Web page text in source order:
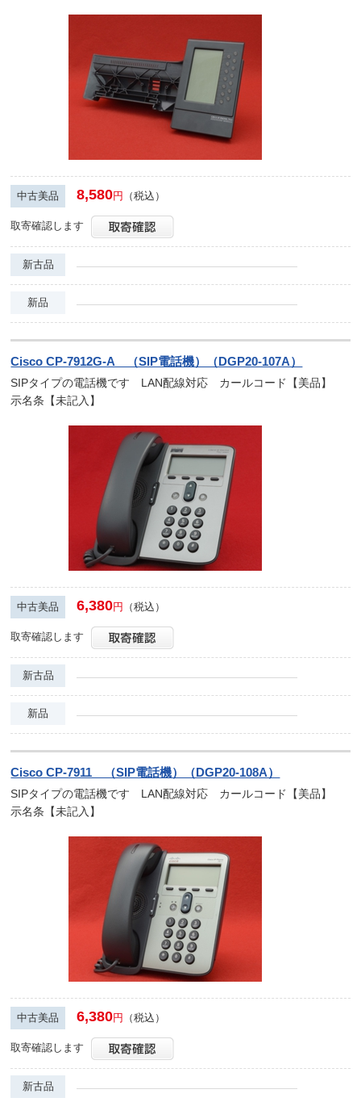
中古美品 8,580円 （税込）
取寄確認します
新古品
新品
Cisco CP-7912G-A （SIP電話機）（DGP20-107A）
SIPタイプの電話機です LAN配線対応 カールコード【美品】
示名条【未記入】
中古美品 6,380円 （税込）
取寄確認します
新古品
新品
Cisco CP-7911 （SIP電話機）（DGP20-108A）
SIPタイプの電話機です LAN配線対応 カールコード【美品】
示名条【未記入】
中古美品 6,380円 （税込）
取寄確認します
新古品